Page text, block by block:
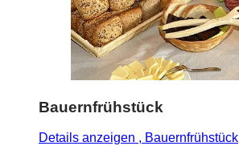
Bauernfrühstück
Details anzeigen , Bauernfrühstück